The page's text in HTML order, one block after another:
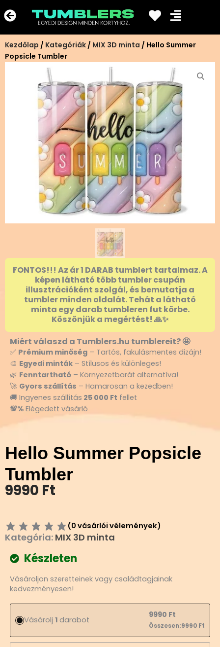
a
tartalomra
Kezdőlap / Kategóriák / MIX 3D minta / Hello Summer
Popsicle Tumbler
FONTOS!!! Az ár 1 DARAB tumblert tartalmaz. A
képen látható több tumbler csupán
illusztrációként szolgál, és bemutatja a
tumbler minden oldalát. Tehát a látható
minta egy darab tumbleren fut körbe.
Köszönjük a megértést! 🙏✨
Miért válaszd a Tumblers.hu tumblereit? 🤩
✅ Prémium minőség – Tartós, fakulásmentes dizájn!
🎨 Egyedi minták – Stílusos és különleges!
🌿 Fenntartható – Környezetbarát alternatíva!
🚀 Gyors szállítás – Hamarosan a kezedben!
🚚 Ingyenes szállítás 25 000 Ft fellet
💯% Elégedett vásárló
Hello Summer Popsicle
Tumbler
9990 Ft
(0 vásárlói vélemények)
Kategória: MIX 3D minta
Készleten
Vásároljon szeretteinek vagy családtagjainak
kedvezményesen!
Vásárolj 1 darabot
9990 Ft
Összesen:9990 Ft
Summer
Popsicle
Tumbler
mennyiség